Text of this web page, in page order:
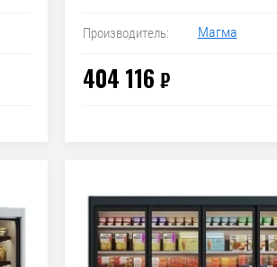
Производитель: Магма
404 116 ₽